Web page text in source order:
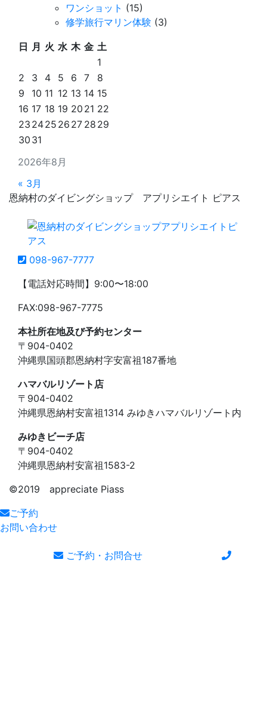
ワンショット (15)
修学旅行マリン体験 (3)
2026年8月
日 月 火 水 木 金 土
1
2
3 4 5 6 7
8
9
10 11 12 13 14 15
16 17 18 19 20 21 22
23 2425 26 27 28 29
30 31
« 3月
恩納村のダイビングショップ アプリシエイト ピアス
098-967-7777
【電話対応時間】9:00〜18:00
FAX:098-967-7775
本社所在地及び予約センター
〒904-0402
沖縄県国頭郡恩納村字安富祖187番地
ハマバルリゾート店
〒904-0402
沖縄県恩納村安富祖1314 みゆきハマバルリゾート内
みゆきビーチ店
〒904-0402
沖縄県恩納村安富祖1583-2
©️2019 appreciate Piass
ご予約
お問い合わせ
ご予約・お問合せ